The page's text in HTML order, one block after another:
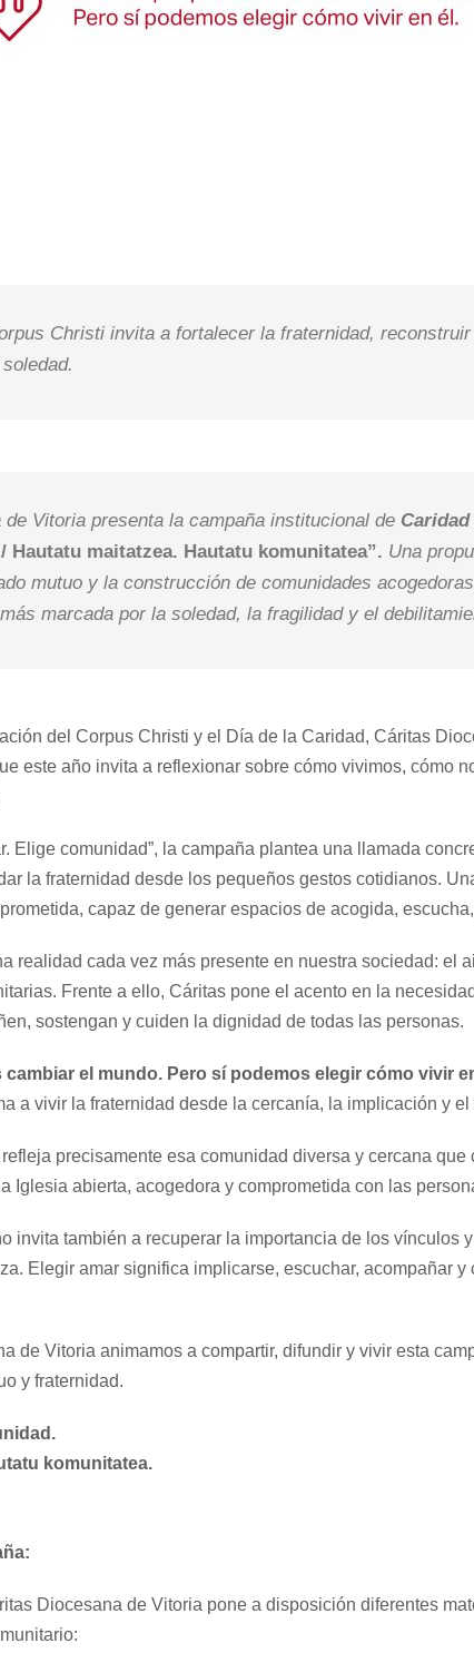
Christi invita a fortalecer la fraternidad,
Vitoria presenta la campaña institucional de Caridad
/ Hautatu maitatzea. Hautatu komunitatea”. Una
mutuo y la construcción de comunidades
marcada por la soledad, la fragilidad y el
del Corpus Christi y el Día de la Caridad, Cáritas
este año invita a reflexionar sobre cómo vivimos, cómo
Elige comunidad”, la campaña plantea una llamada
la fraternidad desde los pequeños gestos cotidianos.
capaz de generar espacios de acogida,
realidad cada vez más presente en nuestra sociedad: el
Frente a ello, Cáritas pone el acento en la
sostengan y cuiden la dignidad de todas las personas.
cambiar el mundo. Pero sí podemos elegir cómo vivir
a vivir la fraternidad desde la cercanía, la implicación y
precisamente esa comunidad diversa y cercana
Iglesia abierta, acogedora y comprometida con las
invita también a recuperar la importancia de los vínculos
Elegir amar significa implicarse, escuchar, acompañar
de Vitoria animamos a compartir, difundir y vivir esta
y fraternidad.
komunitatea.
Diocesana de Vitoria pone a disposición diferentes